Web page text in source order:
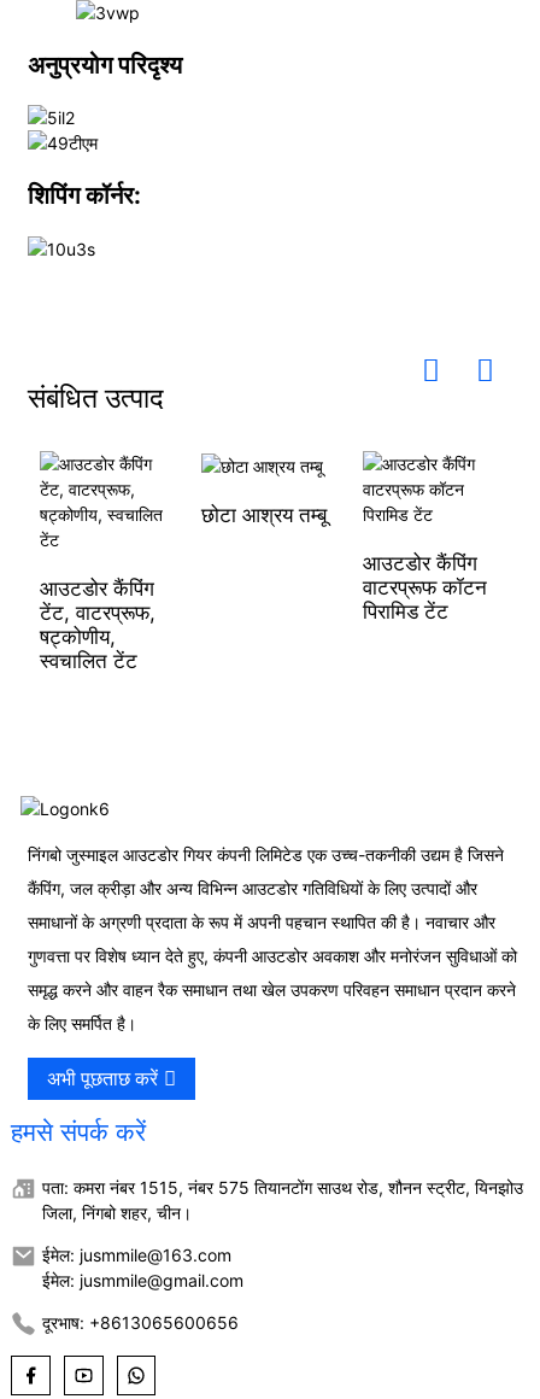
अनुप्रयोग परिदृश्य
शिपिंग कॉर्नर:
संबंधित उत्पाद
आउटडोर कैंपिंग
टेंट, वाटरप्रूफ,
षट्कोणीय,
स्वचालित टेंट
छोटा आश्रय तम्बू
आउटडोर कैंपिंग
वाटरप्रूफ कॉटन
पिरामिड टेंट
निंगबो जुस्माइल आउटडोर गियर कंपनी लिमिटेड एक उच्च-तकनीकी उद्यम है जिसने
कैंपिंग, जल क्रीड़ा और अन्य विभिन्न आउटडोर गतिविधियों के लिए उत्पादों और
समाधानों के अग्रणी प्रदाता के रूप में अपनी पहचान स्थापित की है। नवाचार और
गुणवत्ता पर विशेष ध्यान देते हुए, कंपनी आउटडोर अवकाश और मनोरंजन सुविधाओं को
समृद्ध करने और वाहन रैक समाधान तथा खेल उपकरण परिवहन समाधान प्रदान करने
के लिए समर्पित है।
अभी पूछताछ करें
हमसे संपर्क करें
पता: कमरा नंबर 1515, नंबर 575 तियानटोंग साउथ रोड, शौनन स्ट्रीट, यिनझोउ
जिला, निंगबो शहर, चीन।
ईमेल: jusmmile@163.com
ईमेल: jusmmile@gmail.com
दूरभाष: +8613065600656